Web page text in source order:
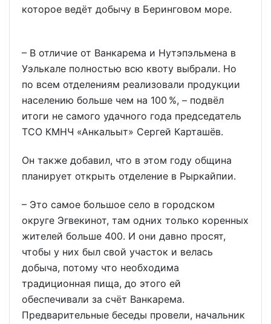
которое ведёт добычу в Беринговом море.
– В отличие от Ванкарема и Нутэпэльмена в
Уэлькале полностью всю квоту выбрали. Но
по всем отделениям реализовали продукции
населению больше чем на 100 %, – подвёл
итоги не самого удачного года председатель
ТСО КМНЧ «Анкальыт» Сергей Карташёв.
Он также добавил, что в этом году община
планирует открыть отделение в Рыркайпии.
– Это самое большое село в городском
округе Эгвекинот, там одних только коренных
жителей больше 400. И они давно просят,
чтобы у них был свой участок и велась
добыча, потому что необходима
традиционная пища, до этого ей
обеспечивали за счёт Ванкарема.
Предварительные беседы провели, начальник